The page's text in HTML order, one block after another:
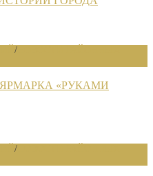
/
«РУКАМИ
/